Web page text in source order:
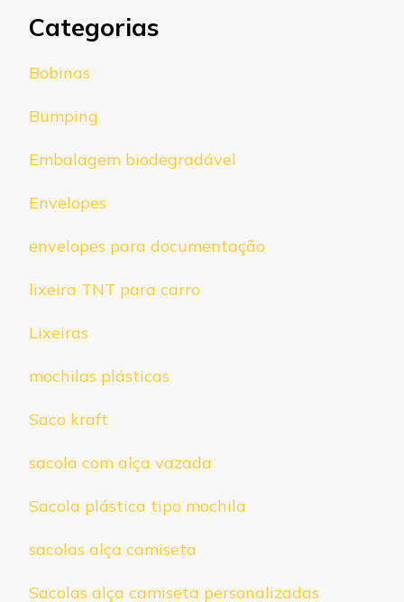
Categorias
Bobinas
Bumping
Embalagem biodegradável
Envelopes
envelopes para documentação
lixeira TNT para carro
Lixeiras
mochilas plásticas
Saco kraft
sacola com alça vazada
Sacola plástica tipo mochila
sacolas alça camiseta
Sacolas alça camiseta personalizadas